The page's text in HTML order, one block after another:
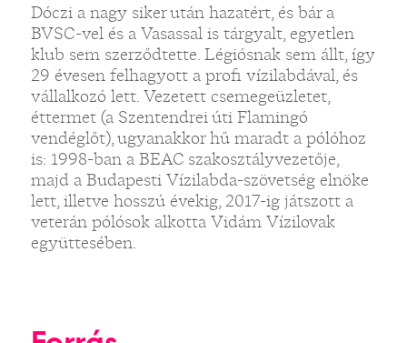
Dóczi a nagy siker után hazatért, és bár a
BVSC-vel és a Vasassal is tárgyalt, egyetlen
klub sem szerződtette. Légiósnak sem állt, így
29 évesen felhagyott a profi vízilabdával, és
vállalkozó lett. Vezetett csemegeüzletet,
éttermet (a Szentendrei úti Flamingó
vendéglőt), ugyanakkor hű maradt a pólóhoz
is: 1998-ban a BEAC szakosztályvezetője,
majd a Budapesti Vízilabda-szövetség elnöke
lett, illetve hosszú évekig, 2017-ig játszott a
veterán pólósok alkotta Vidám Vízilovak
együttesében.